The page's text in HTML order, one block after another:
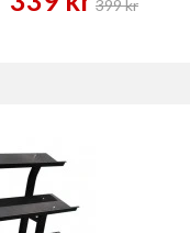
399 kr